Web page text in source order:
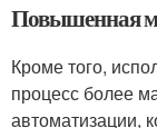
Повышенная
Кроме того,
процесс более
автоматизации,